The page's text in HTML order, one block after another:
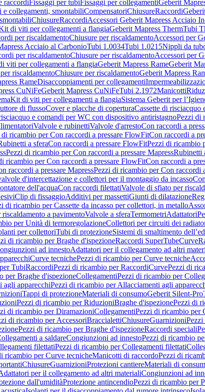
raccordiFissaggi per tubiFissaggi per collegamentiGeberit
e collegamenti, smontabiliCompensatoriChiusureRaccordi
ChiusureRaccordiAccessori Geberit Mapress Acciaio
di viti per collegamenti a flangiaGeberit Mapress ThermTubi
per riscaldamentoChiusure per riscaldamentoAccessori per
Acciaio al CarbonioTubi 1.0034Tubi 1.0215Nippli da
per riscaldamentoChiusure per riscaldamentoAccessori per
viti per collegamenti a flangiaGeberit Mapress RameGeberit
riscaldamentoChiusure per riscaldamentoGeberit Mapress
RameDisaccoppiamenti per collegamenti
CuNiFeGeberit Mapress CuNiFeTubi 2.1972Manicotti
Kit di viti per collegamenti a flangiaSistema Geberit per
di flussoCover e placche di coperturaCassette di
e comandi per WC con dispositivo antiristagnoPezzi di
Valvole e rubinettiValvole d'arrestoCon raccordi a
di ricambio per Con raccordi a pressare FlowFitCon raccordi a
a sferaCon raccordi a pressare FlowFitPezzi di ricambio
Pezzi di ricambio per Con raccordi a pressare MapressRubinetti
ricambio per Con raccordi a pressare FlowFitCon raccordi a
raccordi a pressare MapressPezzi di ricambio per Con raccordi
d'intercettazione e collettori per il montaggio da incasso
dell'acquaCon raccordi filettatiValvole di sfiato per
Clip di fissaggioAdditivi per massettiGiunti di dilatazione
di ricambio per Cassette da incasso per collettori, in metallo
a pavimentoValvole a sferaTermometriAdattatori
per Unità di termoregolazioneCollettori per circuiti dei
per collettoriTubi di protezioneSistemi di smaltimento
di ricambio per Braghe d'ispezioneRaccordi SuperTubeCurve
ad innestoAdattatori per il collegamento ad altri
Curve tecnichePezzi di ricambio per Curve tecniche
TubiRaccordiPezzi di ricambio per RaccordiCurvePezzi di
per Braghe d'ispezioneCollegamentiPezzi di ricambio per
agli apparecchiPezzi di ricambio per Allacciamenti agli
Tappi di protezioneMateriali di consumoGeberit Silent-Pro
Pezzi di ricambio per RiduzioniBraghe d'ispezionePezzi di
di ricambio per DiramazioniCollegamentiPezzi di ricambio per
di ricambio per AccessoriBraccialettiChiusureGuarnizioni
Pezzi di ricambio per Braghe d'ispezioneRaccordi speciali
a saldareCongiunzioni ad innestoPezzi di ricambio
filettatiPezzi di ricambio per Collegamenti filettati
ricambio per Curve tecnicheManicotti di raccordoPezzi di
ChiusureGuarnizioniProtezioni cantiereMateriali di
per il collegamento ad altri materialiCongiunzioni ad
dall'umiditàProtezione antincendioPezzi di ricambio per